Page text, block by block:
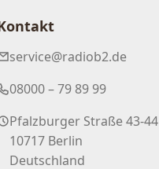
service@radiob2.de
08000 – 79 89 99
Pfalzburger Straße 43-44
10717 Berlin
Deutschland